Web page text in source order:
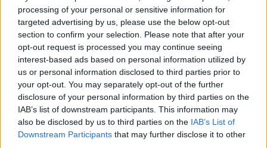
processing of your personal or sensitive information for
targeted advertising by us, please use the below opt-out
section to confirm your selection. Please note that after your
opt-out request is processed you may continue seeing
interest-based ads based on personal information utilized by
us or personal information disclosed to third parties prior to
your opt-out. You may separately opt-out of the further
disclosure of your personal information by third parties on the
IAB’s list of downstream participants. This information may
also be disclosed by us to third parties on the IAB’s List of
Downstream Participants that may further disclose it to other
1967Ο Τζίμι Χέντριξ βάζει φωτιά στην κιθάρα του
πάνω στη σκηνή του Μοντερέι Ποπ Φεστιβάλ.
1983Η αστροναύτις Σάλλυ Ράιντ γίνεται η πρώτη
Αμερικανίδα που πετά στο Διάστημα.
1989Διεξάγονται στην Ελλάδα ταυτόχρονα Εθνικές
εκλογές και Ευρωεκλογές. Στις Εθνικές εκλογές